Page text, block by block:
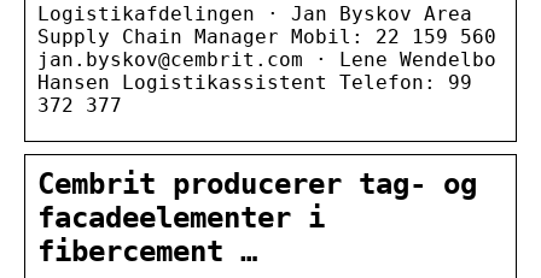
Logistikafdelingen · Jan Byskov Area
Supply Chain Manager Mobil: 22 159 560
jan.byskov@cembrit.com · Lene Wendelbo
Hansen Logistikassistent Telefon: 99
372 377
Cembrit producerer tag- og
facadeelementer i
fibercement …